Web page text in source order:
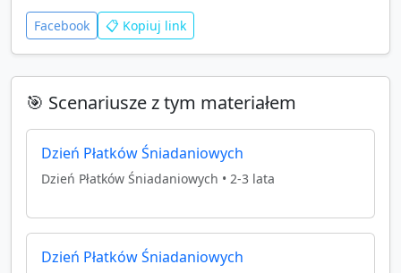
Facebook 📋 Kopiuj link
🎯 Scenariusze z tym materiałem
Dzień Płatków Śniadaniowych
Dzień Płatków Śniadaniowych • 2-3 lata
Dzień Płatków Śniadaniowych